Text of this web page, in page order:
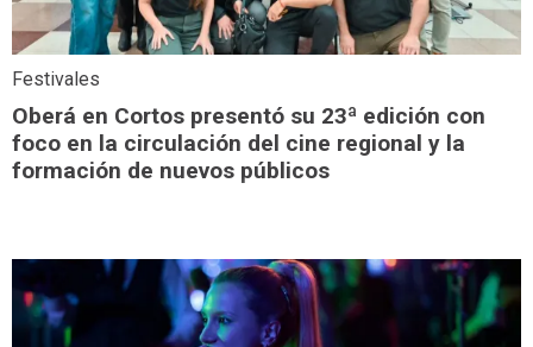
Festivales
Oberá en Cortos presentó su 23ª edición con
foco en la circulación del cine regional y la
formación de nuevos públicos